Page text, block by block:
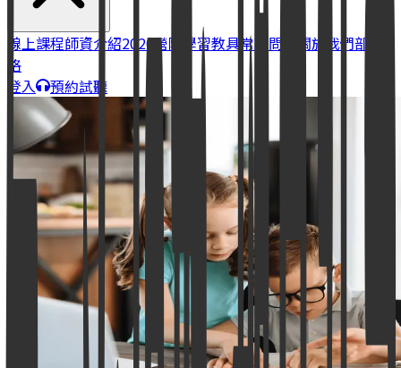
線上課程師資介紹2026營隊 學習教具 常見問題 關於我們部落
格
登入
預約試聽